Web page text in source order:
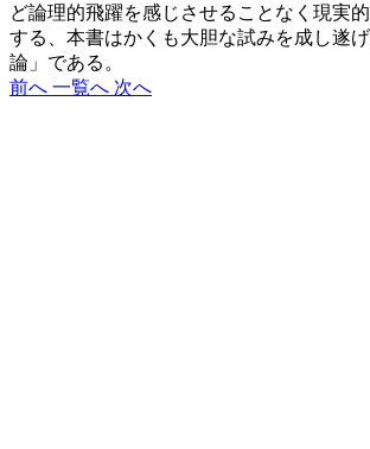
ど論理的飛躍を感じさせることなく現実
する、本書はかくも大胆な試みを成し遂
論」である。
前へ 一覧へ 次へ